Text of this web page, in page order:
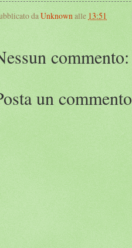
daUnknownalle 13:51
commento:
un commento